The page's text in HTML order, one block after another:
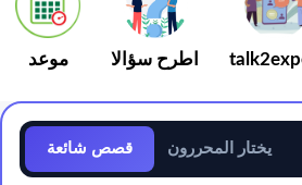
موعد اطرح سؤالا
قصص شائعة يختار المحررون